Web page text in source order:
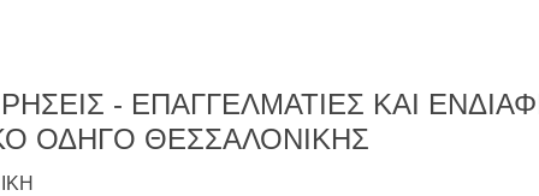
- ΕΠΑΓΓΕΛΜΑΤΙΕΣ ΚΑΙ
ΟΔΗΓΟ ΘΕΣΣΑΛΟΝΙΚΗΣ